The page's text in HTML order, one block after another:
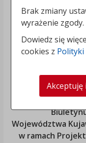
„Rozbudowa i
Województwa
w ramach
Brak zmiany
wyrażenie zgody.
Dowiedz się
cookies z
Akceptuję